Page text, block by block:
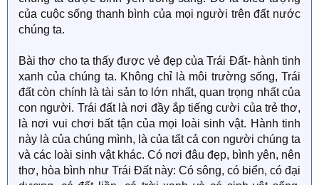
của cuộc sống thanh bình của mọi người trên đất nước
chúng ta.
Bài thơ cho ta thấy được vẻ đẹp của Trái Đất- hành tinh
xanh của chúng ta. Không chỉ là môi trường sống, Trái
đất còn chính là tài sản to lớn nhất, quan trọng nhất của
con người. Trái đất là nơi đầy ắp tiếng cười của trẻ thơ,
là nơi vui chơi bất tận của mọi loài sinh vật. Hành tinh
này là của chúng mình, là của tất cả con người chúng ta
và các loài sinh vật khác. Có nơi đâu đẹp, bình yên, nên
thơ, hòa bình như Trái Đất này: Có sông, có biển, có đại